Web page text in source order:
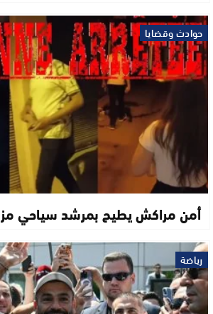
حوادث وقضايا
أمن مراكش يطيح بمرشد سياحي
رياضة